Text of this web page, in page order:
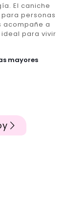
El caniche
personas
acompañe a
ideal para vivir
mayores